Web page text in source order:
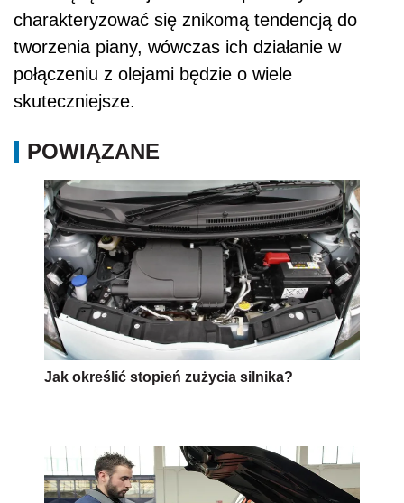
charakteryzować się znikomą tendencją do
tworzenia piany, wówczas ich działanie w
połączeniu z olejami będzie o wiele
skuteczniejsze.
POWIĄZANE
Jak określić stopień zużycia silnika?